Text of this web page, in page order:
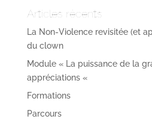
Articles récents
La Non-Violence revisitée (et
du clown
Module « La puissance de la
appréciations «
Formations
Parcours